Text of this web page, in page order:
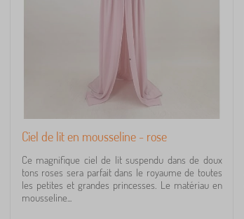
Ciel de lit en mousseline - rose
Ce magnifique ciel de lit suspendu dans de doux
tons roses sera parfait dans le royaume de toutes
les petites et grandes princesses. Le matériau en
mousseline...